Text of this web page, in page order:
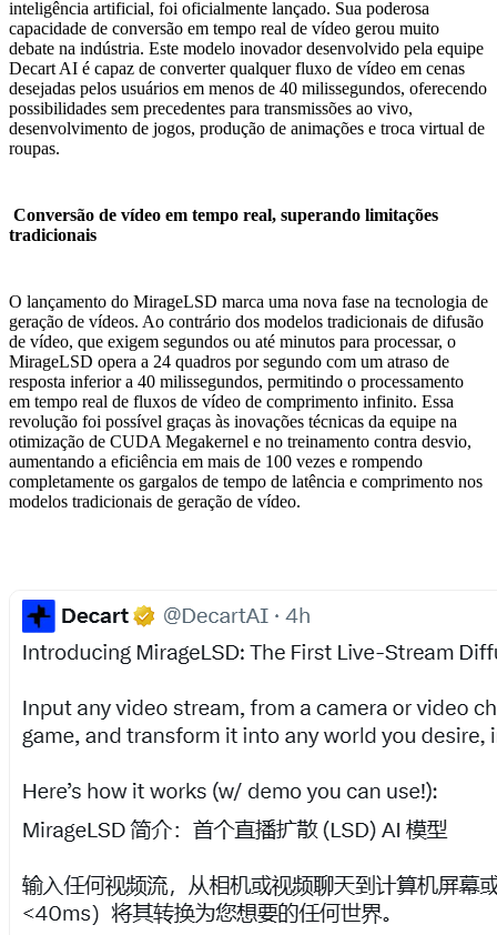
inteligência artificial, foi oficialmente lançado. Sua poderosa
capacidade de conversão em tempo real de vídeo gerou muito
debate na indústria. Este modelo inovador desenvolvido pela equipe
Decart AI é capaz de converter qualquer fluxo de vídeo em cenas
desejadas pelos usuários em menos de 40 milissegundos, oferecendo
possibilidades sem precedentes para transmissões ao vivo,
desenvolvimento de jogos, produção de animações e troca virtual de
roupas.
Conversão de vídeo em tempo real, superando limitações
tradicionais
O lançamento do MirageLSD marca uma nova fase na tecnologia de
geração de vídeos. Ao contrário dos modelos tradicionais de difusão
de vídeo, que exigem segundos ou até minutos para processar, o
MirageLSD opera a 24 quadros por segundo com um atraso de
resposta inferior a 40 milissegundos, permitindo o processamento
em tempo real de fluxos de vídeo de comprimento infinito. Essa
revolução foi possível graças às inovações técnicas da equipe na
otimização de CUDA Megakernel e no treinamento contra desvio,
aumentando a eficiência em mais de 100 vezes e rompendo
completamente os gargalos de tempo de latência e comprimento nos
modelos tradicionais de geração de vídeo.